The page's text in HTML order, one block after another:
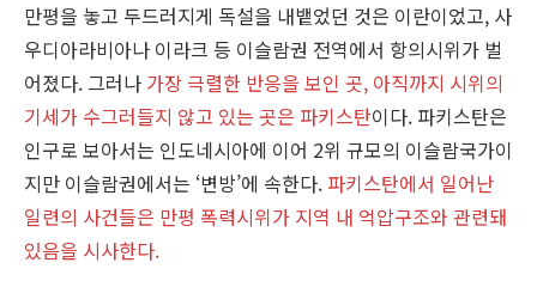
만평을 놓고 두드러지게 독설을 내뱉었던 것은 이란이었고, 사
우디아라비아나 이라크 등 이슬람권 전역에서 항의시위가 벌
어졌다. 그러나 가장 극렬한 반응을 보인 곳, 아직까지 시위의
기세가 수그러들지 않고 있는 곳은 파키스탄이다. 파키스탄은
인구로 보아서는 인도네시아에 이어 2위 규모의 이슬람국가이
지만 이슬람권에서는 ‘변방’에 속한다. 파키스탄에서 일어난
일련의 사건들은 만평 폭력시위가 지역 내 억압구조와 관련돼
있음을 시사한다.